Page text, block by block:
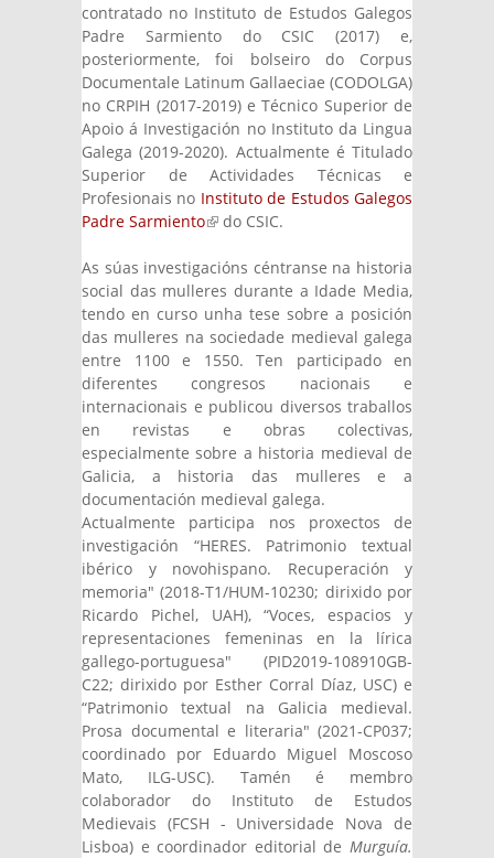
contratado no Instituto de Estudos Galegos
Padre Sarmiento do CSIC (2017) e,
posteriormente, foi bolseiro do Corpus
Documentale Latinum Gallaeciae (CODOLGA)
no CRPIH (2017-2019) e Técnico Superior de
Apoio á Investigación no Instituto da Lingua
Galega (2019-2020). Actualmente é Titulado
Superior de Actividades Técnicas e
Profesionais no Instituto de Estudos Galegos
Padre Sarmiento(link is external)
do CSIC.
As súas investigacións céntranse na historia
social das mulleres durante a Idade Media,
tendo en curso unha tese sobre a posición
das mulleres na sociedade medieval galega
entre 1100 e 1550. Ten participado en
diferentes congresos nacionais e
internacionais e publicou diversos traballos
en revistas e obras colectivas,
especialmente sobre a historia medieval de
Galicia, a historia das mulleres e a
documentación medieval galega.
Actualmente participa nos proxectos de
investigación “HERES. Patrimonio textual
ibérico y novohispano. Recuperación y
memoria" (2018-T1/HUM-10230; dirixido por
Ricardo Pichel, UAH), “Voces, espacios y
representaciones femeninas en la lírica
gallego-portuguesa" (PID2019-108910GB-
C22; dirixido por Esther Corral Díaz, USC) e
“Patrimonio textual na Galicia medieval.
Prosa documental e literaria" (2021-CP037;
coordinado por Eduardo Miguel Moscoso
Mato, ILG-USC). Tamén é membro
colaborador do Instituto de Estudos
Medievais (FCSH - Universidade Nova de
Lisboa) e coordinador editorial de Murguía.